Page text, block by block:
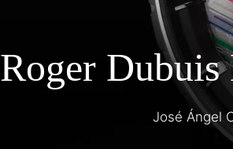
Roger
José Ángel